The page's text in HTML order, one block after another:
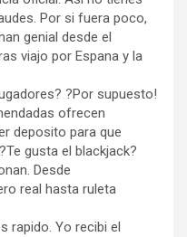
Por si fuera poco,
genial desde el
viajo por Espana y la
?Por supuesto!
ofrecen
deposito para que
gusta el blackjack?
Desde
real hasta ruleta
rapido. Yo recibi el